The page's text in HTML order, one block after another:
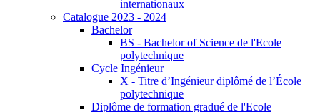
internationaux
Catalogue 2023 - 2024
Bachelor
BS - Bachelor of Science de l'Ecole
polytechnique
Cycle Ingénieur
X - Titre d’Ingénieur diplômé de l’École
polytechnique
Diplôme de formation gradué de l'Ecole